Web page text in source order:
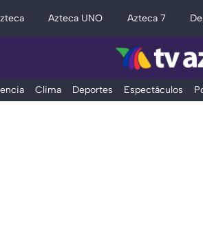
Azteca UNO Azteca 7
Clima Deportes Espectáculos